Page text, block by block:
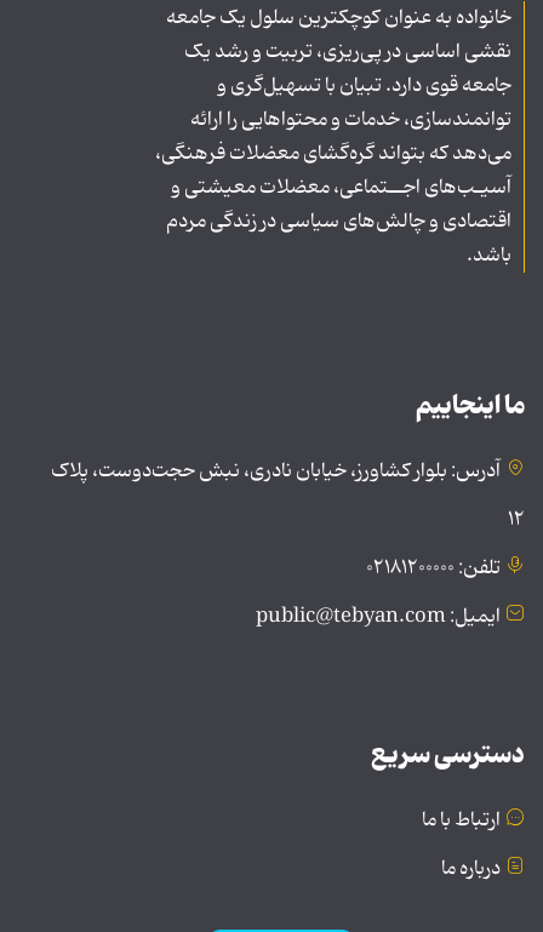
خانواده به عنوان کوچکترین سلول یک جامعه
نقشی اساسی در پی‌ریزی، تربیت و رشد یک
جامعه قوی دارد. تبیان با تسهیل‌گری و
توانمندسازی، خدمات و محتواهایی را ارائه
می‌دهد که بتواند گره‌گشای معضلات فرهنگی،
آسیـب‌های اجــتماعی، معضلات معیشتی و
اقتصادی و چالش‌های سیاسی در زندگی مردم
باشد.
ما اینجاییم
آدرس: بلوار کشاورز، خیابان نادری، نبش حجت‌دوست، پلاک
۱۲
تلفن: ۰۲۱۸۱۲۰۰۰۰۰
ایمیل: public@tebyan.com
دسترسی سریع
ارتباط با ما
درباره ما